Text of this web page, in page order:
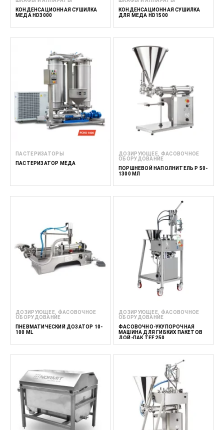
КОНДЕНСАЦИОННАЯ СУШИЛКА
МЕДА HD3000
КОНДЕНСАЦИОННАЯ СУШИЛКА
ДЛЯ МЕДА HD1500
ПАСТЕРИЗАТОРЫ
ПАСТЕРИЗАТОР МЁДА
ДОЗИРУЮЩЕЕ, ФАСОВОЧНОЕ
ОБОРУДОВАНИЕ
ПОРШНЕВОЙ НАПОЛНИТЕЛЬ Р 50-
1300 МЛ
ДОЗИРУЮЩЕЕ, ФАСОВОЧНОЕ
ОБОРУДОВАНИЕ
ПНЕВМАТИЧЕСКИЙ ДОЗАТОР 10-
100 ML
ДОЗИРУЮЩЕЕ, ФАСОВОЧНОЕ
ОБОРУДОВАНИЕ
ФАСОВОЧНО-УКУПОРОЧНАЯ
МАШИНА ДЛЯ ГИБКИХ ПАКЕТОВ
ДОЙ-ПАК TEF 250